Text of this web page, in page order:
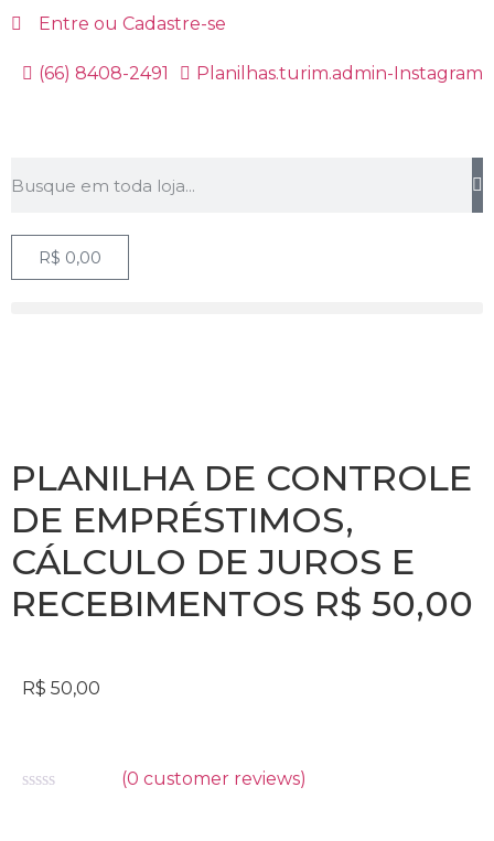
Entre ou Cadastre-se
(66) 8408-2491 Planilhas.turim.admin-Instagram
R$ 0,00
PLANILHA DE CONTROLE
DE EMPRÉSTIMOS,
CÁLCULO DE JUROS E
RECEBIMENTOS R$ 50,00
R$ 50,00
(0 customer reviews)